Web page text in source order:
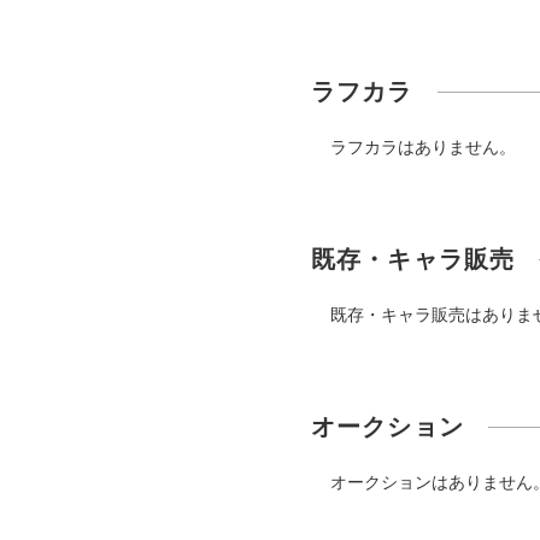
ラフカラ
ラフカラはありません。
既存・キャラ販売
既存・キャラ販売はありま
オークション
オークションはありません。